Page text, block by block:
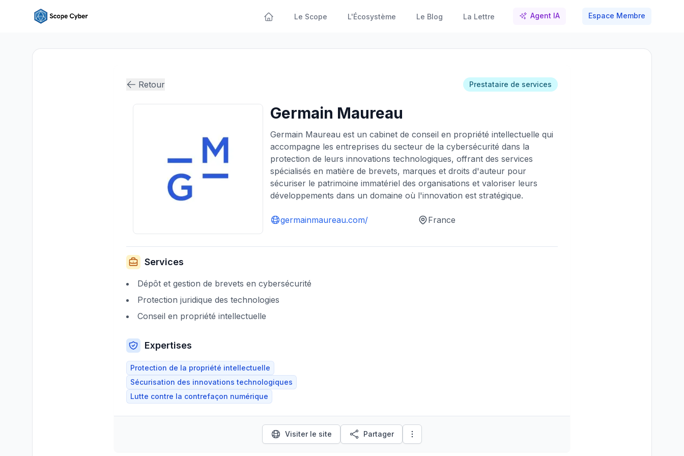
Le Scope L'Écosystème Le Blog La Lettre Agent IA Espace Membre
Retour Prestataire de services
Germain Maureau
Germain Maureau est un cabinet de conseil en propriété intellectuelle qui
accompagne les entreprises du secteur de la cybersécurité dans la
protection de leurs innovations technologiques, offrant des services
spécialisés en matière de brevets, marques et droits d'auteur pour
sécuriser le patrimoine immatériel des organisations et valoriser leurs
développements dans un domaine où l'innovation est stratégique.
germainmaureau.com/ France
Services
Dépôt et gestion de brevets en cybersécurité
Protection juridique des technologies
Conseil en propriété intellectuelle
Expertises
Protection de la propriété intellectuelle
Sécurisation des innovations technologiques
Lutte contre la contrefaçon numérique
Visiter le site Partager